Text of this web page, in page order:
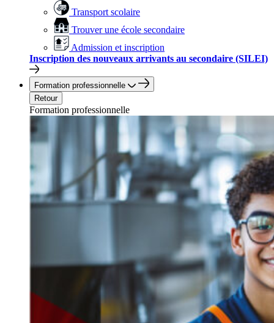
Transport scolaire
Trouver une école secondaire
Admission et inscription
Inscription des nouveaux arrivants au secondaire (SILEI)
Formation professionnelle
Retour
Formation professionnelle